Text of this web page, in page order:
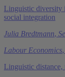
Linguistic diversity
social integration
Julia Bredtmann,
Labour Economics
Linguistic distance,